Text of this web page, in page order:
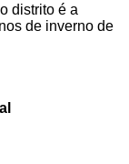
distrito é a
de inverno de